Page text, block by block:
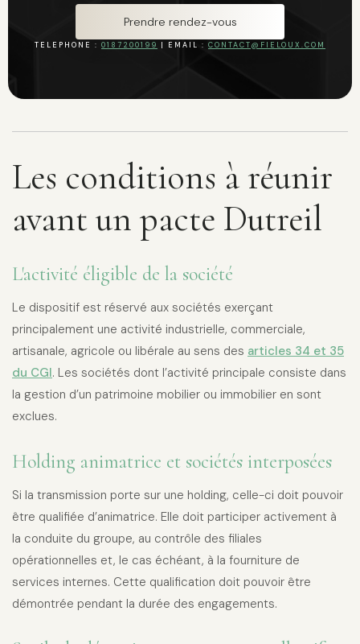
Prendre rendez-vous
TELEPHONE : 0187200199 | EMAIL : CONTACT@FIELOUX.COM
Les conditions à réunir
avant un pacte Dutreil
L'activité éligible de la société
Le dispositif est réservé aux sociétés exerçant
principalement une activité industrielle, commerciale,
artisanale, agricole ou libérale au sens des articles 34 et 35
du CGI. Les sociétés dont l’activité principale consiste dans
la gestion d’un patrimoine mobilier ou immobilier en sont
exclues.
Holding animatrice et sociétés interposées
Si la transmission porte sur une holding, celle-ci doit pouvoir
être qualifiée d’animatrice. Elle doit participer activement à
la conduite du groupe, au contrôle des filiales
opérationnelles et, le cas échéant, à la fourniture de
services internes. Cette qualification doit pouvoir être
démontrée pendant la durée des engagements.